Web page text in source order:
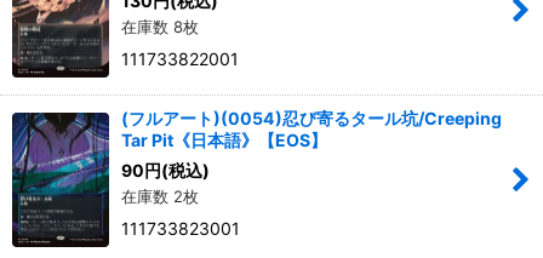
在庫数 8枚
111733822001
(フルアート)(0054)忍び寄るタール坑/Creeping
Tar Pit《日本語》【EOS】
90円(税込)
在庫数 2枚
111733823001